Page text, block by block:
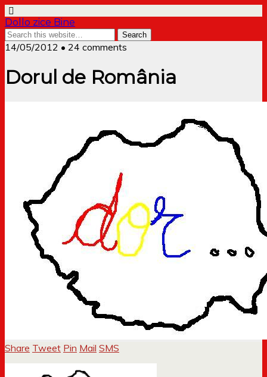
Dollo zice Bine
14/05/2012 • 24 comments
Dorul de România
Share Tweet Pin Mail SMS